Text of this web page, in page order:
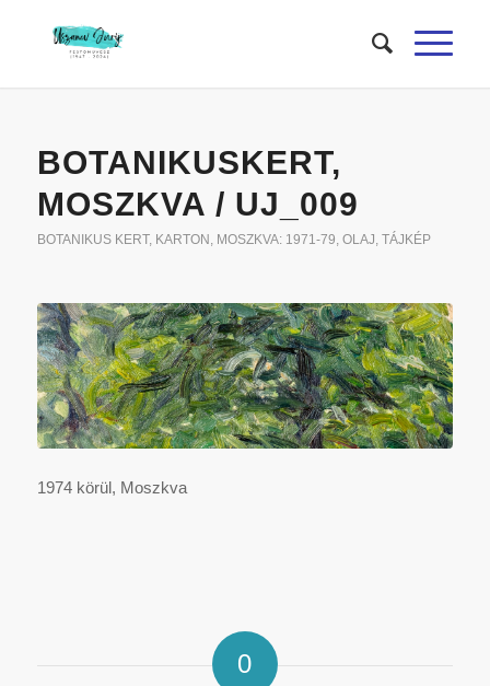
BOTANIKUSKERT,
MOSZKVA / UJ_009
BOTANIKUS KERT, KARTON , MOSZKVA: 1971-79, OLAJ, TÁJKÉP
1974 körül, Moszkva
0